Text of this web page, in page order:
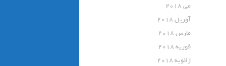
می 2018
آوریل 2018
مارس 2018
فوریه 2018
ژانویه 2018